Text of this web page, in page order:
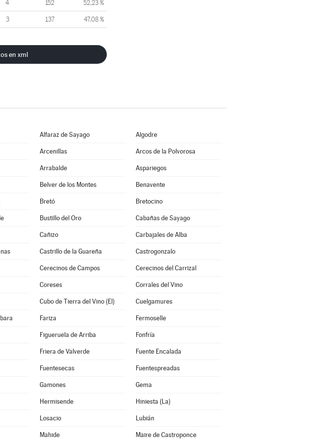
4 152 52,23 %
3 137 47,08 %
en xml
Alfaraz de Sayago Algodre
Arcenillas Arcos de la Polvorosa
Arrabalde Aspariegos
Belver de los Montes Benavente
Bretó Bretocino
Bustillo del Oro Cabañas de Sayago
Cañizo Carbajales de Alba
Castrillo de la Guareña Castrogonzalo
Cerecinos de Campos Cerecinos del Carrizal
Coreses Corrales del Vino
Cubo de Tierra del Vino (El) Cuelgamures
Fariza Fermoselle
Figueruela de Arriba Fonfría
Friera de Valverde Fuente Encalada
Fuentesecas Fuentespreadas
Gamones Gema
Hermisende Hiniesta (La)
Losacio Lubián
Mahide Maire de Castroponce